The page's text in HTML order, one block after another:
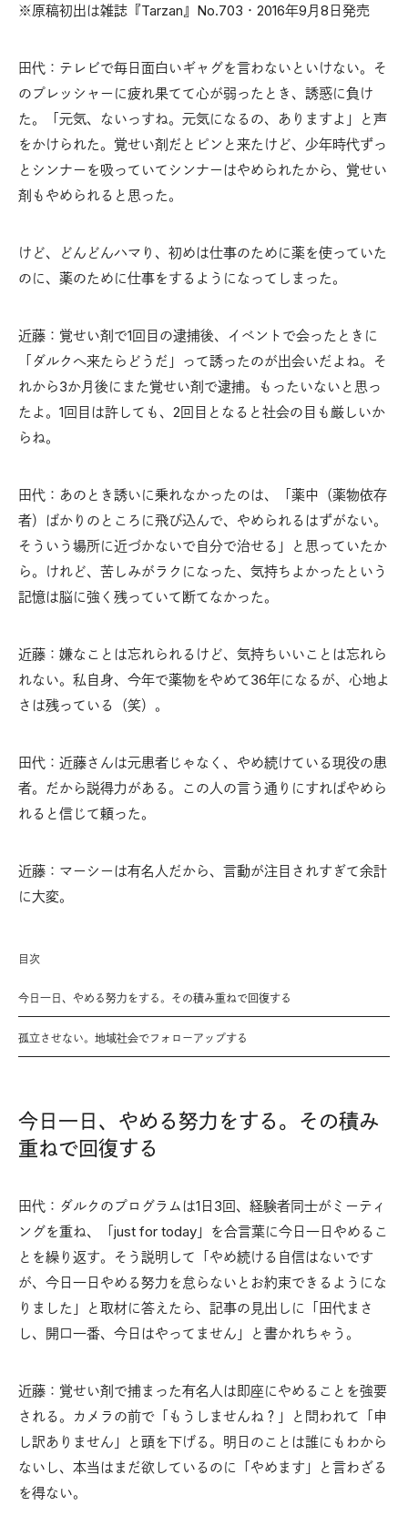
※原稿初出は雑誌『Tarzan』No.703・2016年9月8日発売
田代：テレビで毎日面白いギャグを言わないといけない。そ
のプレッシャーに疲れ果てて心が弱ったとき、誘惑に負け
た。「元気、ないっすね。元気になるの、ありますよ」と声
をかけられた。覚せい剤だとピンと来たけど、少年時代ずっ
とシンナーを吸っていてシンナーはやめられたから、覚せい
剤もやめられると思った。
けど、どんどんハマり、初めは仕事のために薬を使っていた
のに、薬のために仕事をするようになってしまった。
近藤：覚せい剤で1回目の逮捕後、イベントで会ったときに
「ダルクへ来たらどうだ」って誘ったのが出会いだよね。そ
れから3か月後にまた覚せい剤で逮捕。もったいないと思っ
たよ。1回目は許しても、2回目となると社会の目も厳しいか
らね。
田代：あのとき誘いに乗れなかったのは、「薬中（薬物依存
者）ばかりのところに飛び込んで、やめられるはずがない。
そういう場所に近づかないで自分で治せる」と思っていたか
ら。けれど、苦しみがラクになった、気持ちよかったという
記憶は脳に強く残っていて断てなかった。
近藤：嫌なことは忘れられるけど、気持ちいいことは忘れら
れない。私自身、今年で薬物をやめて36年になるが、心地よ
さは残っている（笑）。
田代：近藤さんは元患者じゃなく、やめ続けている現役の患
者。だから説得力がある。この人の言う通りにすればやめら
れると信じて頼った。
近藤：マーシーは有名人だから、言動が注目されすぎて余計
に大変。
目次
今日一日、やめる努力をする。その積み重ねで回復する
孤立させない。地域社会でフォローアップする
今日一日、やめる努力をする。その積み
重ねで回復する
田代：ダルクのプログラムは1日3回、経験者同士がミーティ
ングを重ね、「just for today」を合言葉に今日一日やめるこ
とを繰り返す。そう説明して「やめ続ける自信はないです
が、今日一日やめる努力を怠らないとお約束できるようにな
りました」と取材に答えたら、記事の見出しに「田代まさ
し、開口一番、今日はやってません」と書かれちゃう。
近藤：覚せい剤で捕まった有名人は即座にやめることを強要
される。カメラの前で「もうしませんね？」と問われて「申
し訳ありません」と頭を下げる。明日のことは誰にもわから
ないし、本当はまだ欲しているのに「やめます」と言わざる
を得ない。